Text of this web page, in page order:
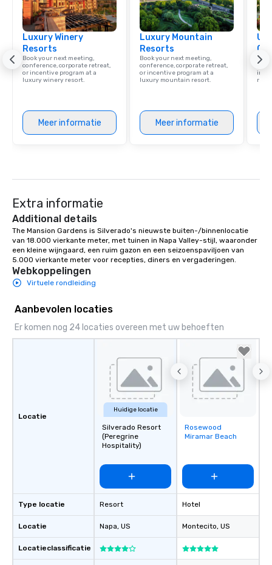
Luxury Winery
Resorts
Book your next meeting,
conference, corporate retreat,
or incentive program at a
luxury winery resort.
Meer informatie
Luxury Mountain
Resorts
Book your next meeting,
conference, corporate retreat,
or incentive program at a
luxury mountain resort.
Meer informatie
Find
Extra informatie
Additional details
The Mansion Gardens is Silverado's nieuwste buiten-/binnenlocatie
van 18.000 vierkante meter, met tuinen in Napa Valley-stijl, waaronder
een kleine wijngaard, een ruim gazon en een seizoenspaviljoen van
5.000 vierkante meter voor recepties, diners en vergaderingen.
Webkoppelingen
Virtuele rondleiding
Aanbevolen locaties
Er komen nog 24 locaties overeen met uw behoeften
Locatie
Type locatie
Locatie
Locatieclassificatie
Huidige locatie
Silverado Resort
(Peregrine
Hospitality)
Resort
Napa, US
Removed from
favorites
Rosewood
Miramar Beach
Hotel
Montecito, US